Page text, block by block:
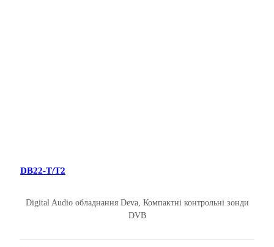
DB22-T/T2
Digital Audio обладнання Deva, Компактні контрольні зонди
DVB